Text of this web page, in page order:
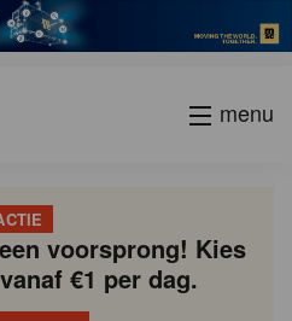
menu
voorsprong! Kies
€1 per dag.